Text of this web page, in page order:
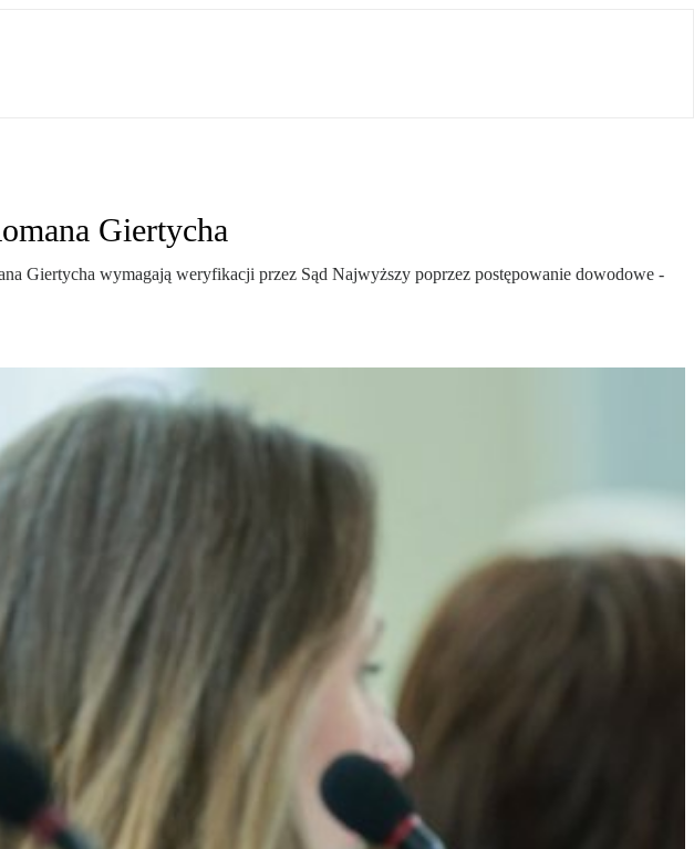
Giertycha
Giertycha wymagają weryfikacji przez Sąd Najwyższy poprzez postępowanie dowodowe -